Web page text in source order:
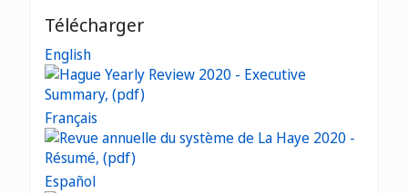
Télécharger
English
Français
Español